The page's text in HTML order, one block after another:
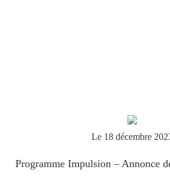
Le 18 décembre
Programme Impulsion – Annonce